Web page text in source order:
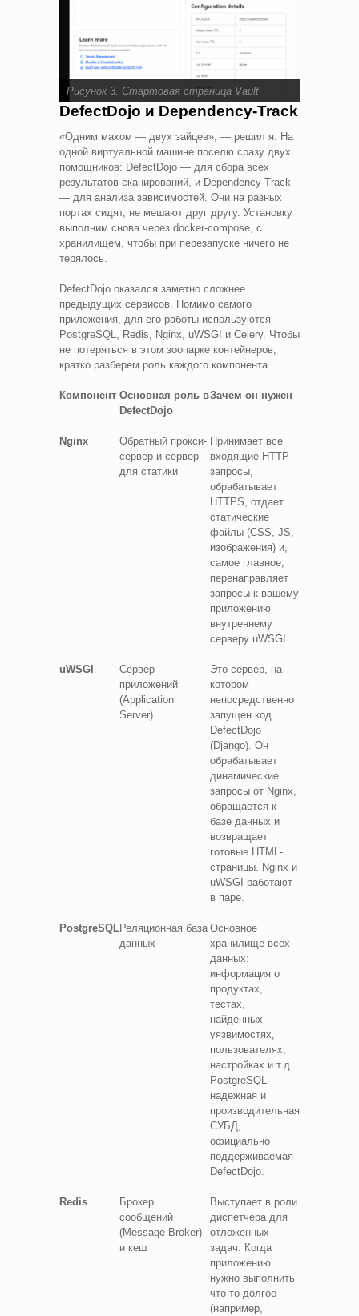
Рисунок 3. Стартовая страница Vault
DefectDojo и Dependency-Track
«Одним махом — двух зайцев», — решил я. На
одной виртуальной машине поселю сразу двух
помощников: DefectDojo — для сбора всех
результатов сканирований, и Dependency-Track
— для анализа зависимостей. Они на разных
портах сидят, не мешают друг другу. Установку
выполним снова через docker-compose, с
хранилищем, чтобы при перезапуске ничего не
терялось.
DefectDojo оказался заметно сложнее
предыдущих сервисов. Помимо самого
приложения, для его работы используются
PostgreSQL, Redis, Nginx, uWSGI и Celery. Чтобы
не потеряться в этом зоопарке контейнеров,
кратко разберем роль каждого компонента.
Компонент Основная роль в
DefectDojo
Зачем он нужен
Nginx
Обратный прокси-
сервер и сервер
для статики
Принимает все
входящие HTTP-
запросы,
обрабатывает
HTTPS, отдает
статические
файлы (CSS, JS,
изображения) и,
самое главное,
перенаправляет
запросы к вашему
приложению
внутреннему
серверу uWSGI.
uWSGI
Сервер
приложений
(Application
Server)
Это сервер, на
котором
непосредственно
запущен код
DefectDojo
(Django). Он
обрабатывает
динамические
запросы от Nginx,
обращается к
базе данных и
возвращает
готовые HTML-
страницы. Nginx и
uWSGI работают
в паре.
PostgreSQLРеляционная база
данных
Основное
хранилище всех
данных:
информация о
продуктах,
тестах,
найденных
уязвимостях,
пользователях,
настройках и т.д.
PostgreSQL —
надежная и
производительная
СУБД,
официально
поддерживаемая
DefectDojo.
Redis
Брокер
сообщений
(Message Broker)
и кеш
Выступает в роли
диспетчера для
отложенных
задач. Когда
приложению
нужно выполнить
что-то долгое
(например,